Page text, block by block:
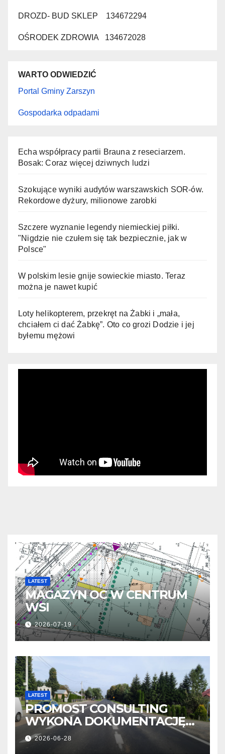
DROZD- BUD SKLEP 134672294
OŚRODEK ZDROWIA 134672028
WARTO ODWIEDZIĆ
Portal Gminy Zarszyn
Gospodarka odpadami
Echa współpracy partii Brauna z reseciarzem.
Bosak: Coraz więcej dziwnych ludzi
Szokujące wyniki audytów warszawskich SOR-ów.
Rekordowe dyżury, milionowe zarobki
Szczere wyznanie legendy niemieckiej piłki.
"Nigdzie nie czułem się tak bezpiecznie, jak w
Polsce"
W polskim lesie gnije sowieckie miasto. Teraz
można je nawet kupić
Loty helikopterem, przekręt na Żabki i „mała,
chciałem ci dać Żabkę”. Oto co grozi Dodzie i jej
byłemu mężowi
LATEST
MAGAZYN OC W CENTRUM
WSI
2026-07-19
LATEST
PROMOST CONSULTING
WYKONA DOKUMENTACJĘ
OBWODNICY NOWOSIELEC I
PISAROWIEC
2026-06-28